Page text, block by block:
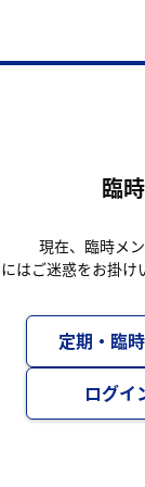
臨
現在、臨時メ
はご迷惑をお掛け
定期・臨
ログイ